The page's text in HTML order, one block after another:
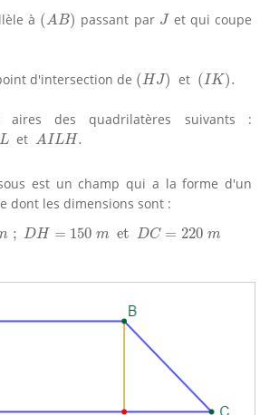
à (AB)
(AB) passant par Jet qui coupe
d'intersection de (HJ)
(HJ ) et (IK).
(IK).
aires des quadrilatères suivants :
L et AILH.
A LH.
est un champ qui a la forme d'un
dont les dimensions sont :
; DH = 150 m et DC = 220 m
m DH= 150metD C=220m